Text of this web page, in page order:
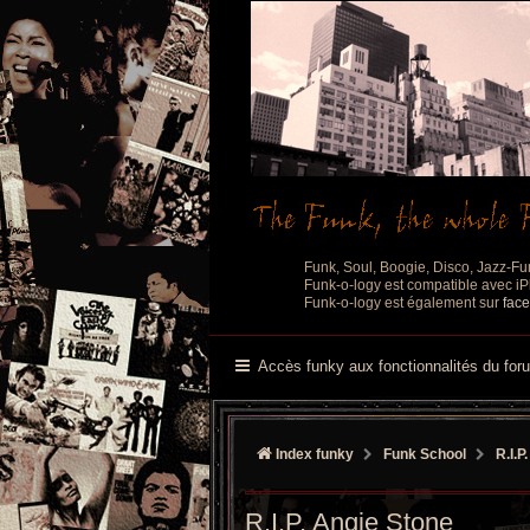
Funk, Soul, Boogie, Disco, Jazz-
Funk-o-logy est compatible avec
Funk-o-logy est également sur
Accès funky aux fonctionnalités du
Index funky Funk School R.I.P.
R.I.P. Angie Stone